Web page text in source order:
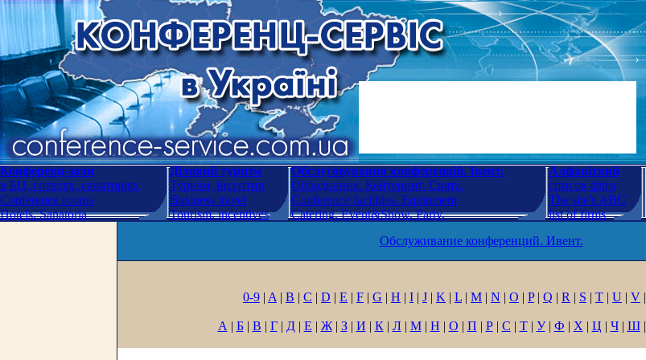
Конференц-зали
в БЦ, готелях, санаторіях
Conference rooms
Hotels. Sanatoria
Діловий туризм
Туризм, інсентив
Business travel
Tourism, incentives
Обслуговування конференцій. Івент.
Обладнання. Кейтеринг. Свята.
Conference facilities. Equipment
Catering. Event&Show. Party.
Алфавітний
список фірм
The site's ABC
list of firms
Обслуживание конференций. Ивент.
0-9 | A | B | C | D | E | F | G | H | I | J | K | L | M | N | O | P| Q | R | S | T | U | V |
А | Б| В | Г| Д| Е | Ж| З| И | К| Л| М| Н | О | П | Р| С | Т| У| Ф | Х | Ц | Ч| Ш|